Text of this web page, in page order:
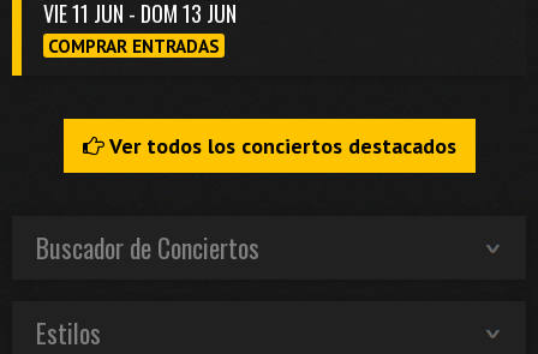
VIE 11 JUN - DOM 13 JUN
COMPRAR ENTRADAS
Ver todos los conciertos destacados
Buscador de Conciertos
Estilos